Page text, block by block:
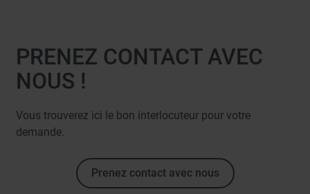
PRENEZ CONTACT AVEC
NOUS !
Vous trouverez ici le bon interlocuteur pour votre
demande.
Prenez contact avec nous